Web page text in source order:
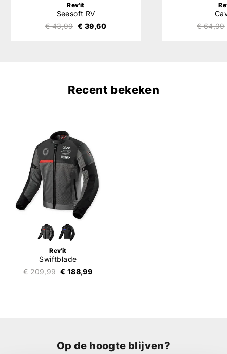
Rev'it
Seesoft RV
€ 43,99 € 39,60
€ 64,99
Recent bekeken
Rev'it
Swiftblade
€ 209,99 € 188,99
Op de hoogte blijven?